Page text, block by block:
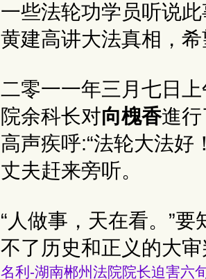
一些法轮功学员听说
黄建高讲大法真相，
二零一一年三月七日
院余科长对向槐香進
高声疾呼:“法轮大法好
丈夫赶来旁听。
“人做事，天在看。”
不了历史和正义的大
名利-湖南郴州法院院长迫害六